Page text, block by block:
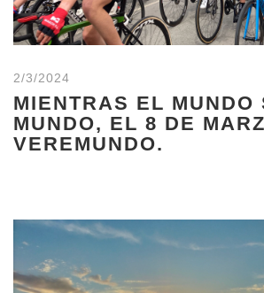
2/3/2024
MIENTRAS EL MUNDO
MUNDO, EL 8 DE
VEREMUNDO.